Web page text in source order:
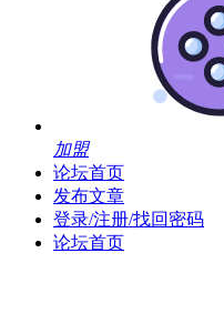
加盟
论坛首页
发布文章
登录/注册/找回密码
论坛首页